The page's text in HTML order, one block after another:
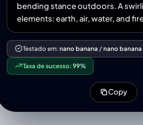
bending stance outdoors. A
elements: earth, air, water, and
forming a dragon, complete with
and dramatic twists. The dragon
flowing outside his hands,
physics elements-water,
refractions, mist, rocks, dust,
flames, embers, 3:4 aspect ratio.
Testado em: nano banana/nano banana
Taxa de sucesso:99%
Copy